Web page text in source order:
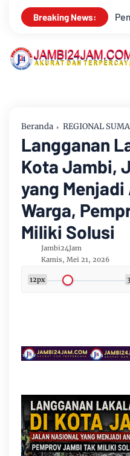
Breaking News:
di Sungai Gelam Terus
Beranda REGIONAL
Langganan
Kota Jambi,
yang
Warga,
Miliki Solusi
Jambi24Jam
Kamis, Mei 21, 2026
12px